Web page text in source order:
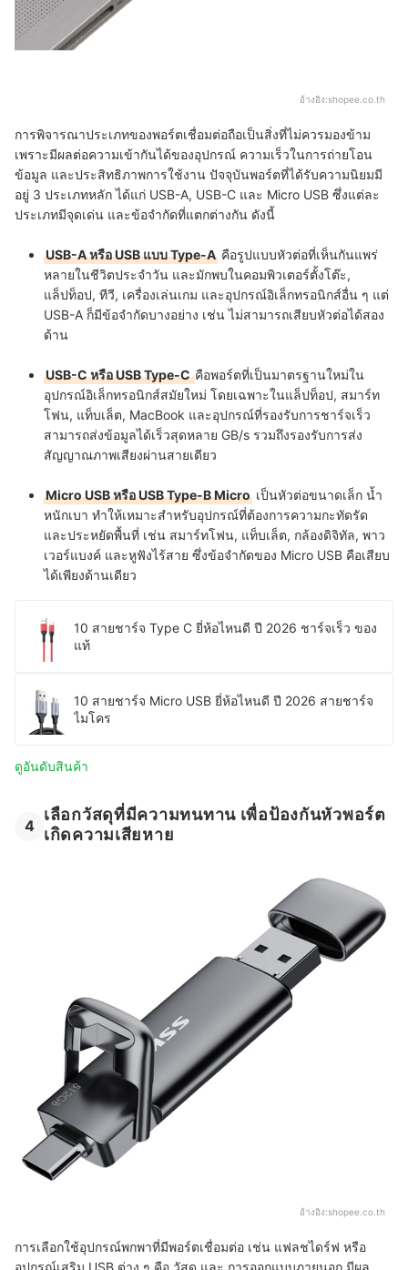
อ้างอิง:shopee.co.th
การพิจารณาประเภทของพอร์ตเชื่อมต่อถือเป็นสิ่งที่ไม่ควรมองข้าม
เพราะมีผลต่อความเข้ากันได้ของอุปกรณ์ ความเร็วในการถ่ายโอน
ข้อมูล และประสิทธิภาพการใช้งาน ปัจจุบันพอร์ตที่ได้รับความนิยมมี
อยู่ 3 ประเภทหลัก ได้แก่ USB-A, USB-C และ Micro USB ซึ่งแต่ละ
ประเภทมีจุดเด่น และข้อจำกัดที่แตกต่างกัน ดังนี้
USB-A หรือ USB แบบ Type-A คือรูปแบบหัวต่อที่เห็นกันแพร่
หลายในชีวิตประจำวัน และมักพบในคอมพิวเตอร์ตั้งโต๊ะ,
แล็ปท็อป, ทีวี, เครื่องเล่นเกม และอุปกรณ์อิเล็กทรอนิกส์อื่น ๆ แต่
USB-A ก็มีข้อจำกัดบางอย่าง เช่น ไม่สามารถเสียบหัวต่อได้สอง
ด้าน
USB-C หรือ USB Type-Cคือพอร์ตที่เป็นมาตรฐานใหม่ใน
อุปกรณ์อิเล็กทรอนิกส์สมัยใหม่ โดยเฉพาะในแล็ปท็อป, สมาร์ท
โฟน, แท็บเล็ต, MacBook และอุปกรณ์ที่รองรับการชาร์จเร็ว
สามารถส่งข้อมูลได้เร็วสุดหลาย GB/s รวมถึงรองรับการส่ง
สัญญาณภาพเสียงผ่านสายเดียว
Micro USB หรือ USB Type-B Micro เป็นหัวต่อขนาดเล็ก น้ำ
หนักเบา ทำให้เหมาะสำหรับอุปกรณ์ที่ต้องการความกะทัดรัด
และประหยัดพื้นที่ เช่น สมาร์ทโฟน, แท็บเล็ต, กล้องดิจิทัล, พาว
เวอร์แบงค์ และหูฟังไร้สาย ซึ่งข้อจำกัดของ Micro USB คือเสียบ
ได้เพียงด้านเดียว
10 สายชาร์จ Type C ยี่ห้อไหนดี ปี 2026 ชาร์จเร็ว ของ
แท้
10 สายชาร์จ Micro USB ยี่ห้อไหนดี ปี 2026 สายชาร์จ
ไมโคร
ดูอันดับสินค้า
4
เลือกวัสดุที่มีความทนทาน เพื่อป้องกันหัวพอร์ต
เกิดความเสียหาย
อ้างอิง:shopee.co.th
การเลือกใช้อุปกรณ์พกพาที่มีพอร์ตเชื่อมต่อ เช่น แฟลชไดร์ฟ หรือ
อุปกรณ์เสริม USB ต่าง ๆ คือ วัสดุ และ การออกแบบภายนอก มีผล